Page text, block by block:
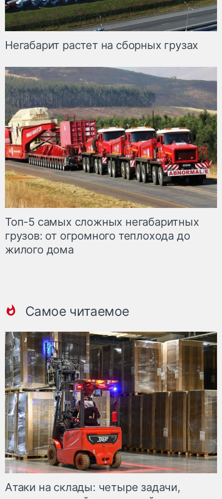
Негабарит растет на сборных грузах
Топ-5 самых сложных негабаритных
грузов: от огромного теплохода до
жилого дома
Самое читаемое
Атаки на склады: четыре задачи,